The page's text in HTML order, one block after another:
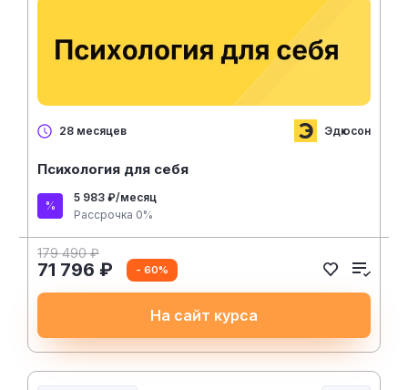
28 месяцев Эдюсон
Психология для себя
5 983 ₽/месяц
Рассрочка 0%
179 490 ₽
71 796 ₽ - 60%
На сайт курса